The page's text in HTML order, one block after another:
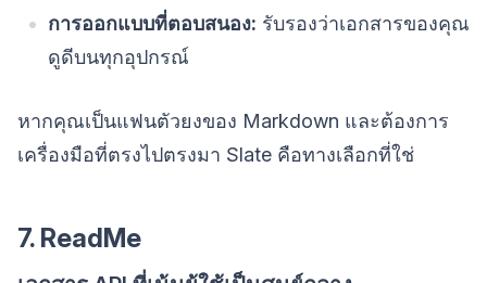
การออกแบบที่ตอบสนอง: รับรองว่าเอกสารของคุณ
ดูดีบนทุกอุปกรณ์
หากคุณเป็นแฟนตัวยงของ Markdown และต้องการ
เครื่องมือที่ตรงไปตรงมา Slate คือทางเลือกที่ใช่
7. ReadMe